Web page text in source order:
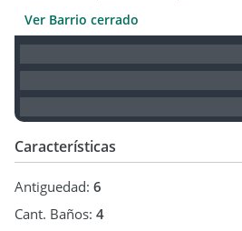
Ver Barrio cerrado
Características
Antiguedad: 6
Cant. Baños: 4